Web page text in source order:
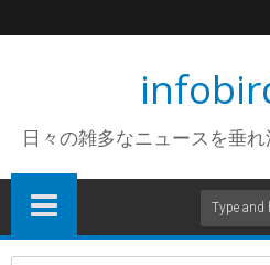
日々の雑多なニュースを垂